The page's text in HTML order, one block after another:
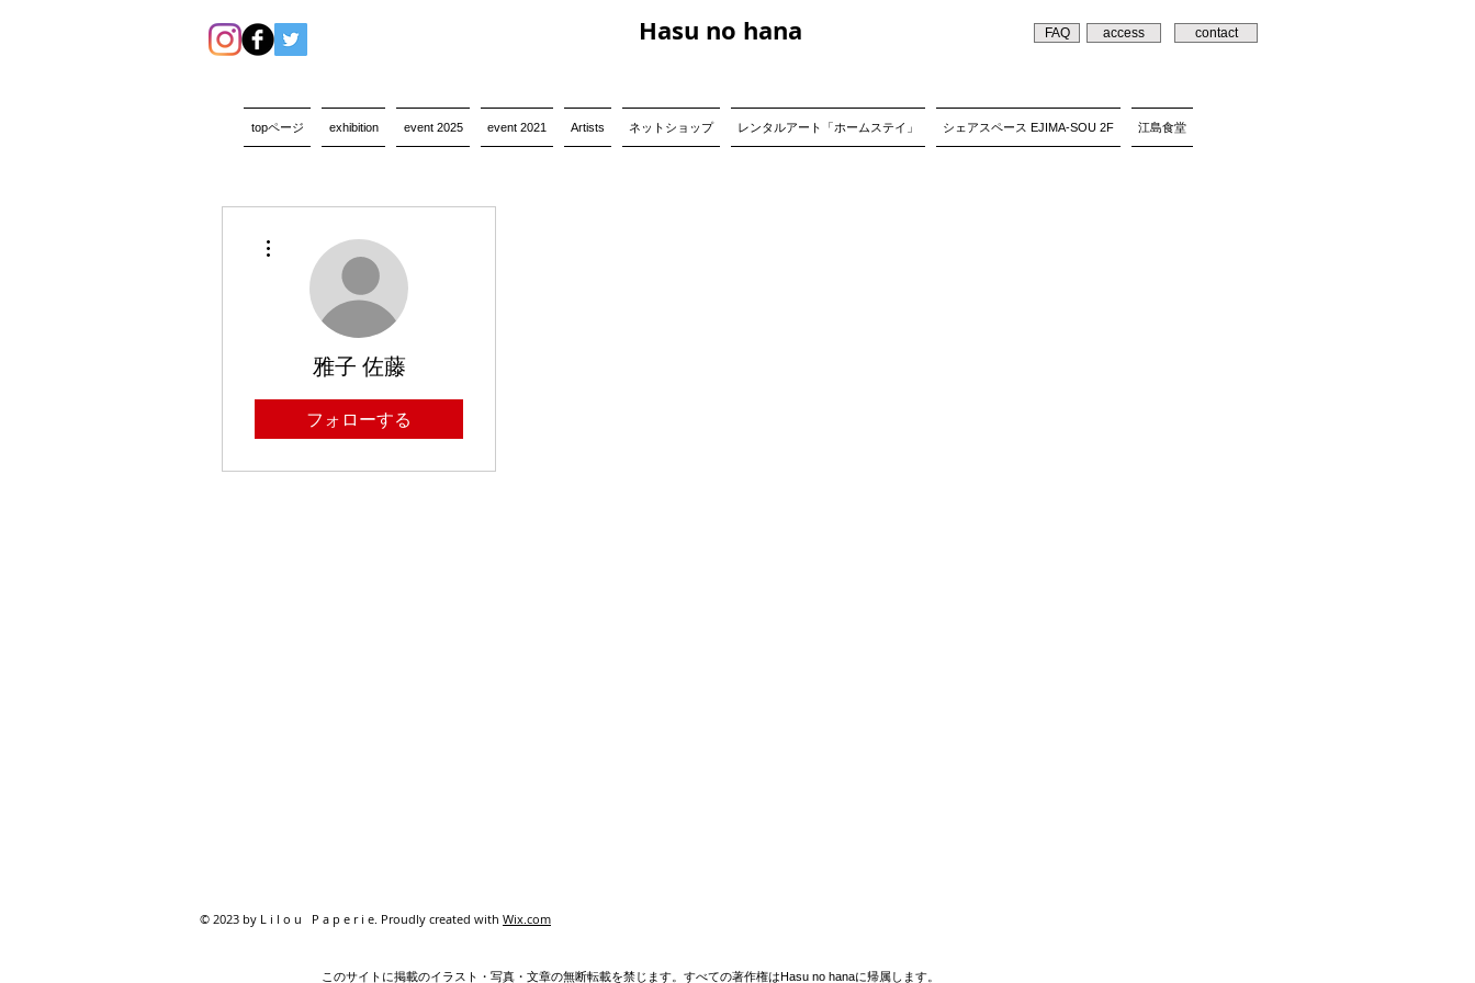
Hasu no hana FAQ access contact
topページ exhibition event 2025 event 2021 Artists ネットショップ レンタルアート「ホームステイ」 シェアスペース EJIMA-SOU 2F 江島食堂
雅子 佐藤
フォローする
© 2023 by L i l o u P a p e r i e. Proudly created with Wix.com
このサイトに掲載のイラスト・写真・文章の無断転載を禁じます。すべての著作権はHasu no hanaに帰属します。